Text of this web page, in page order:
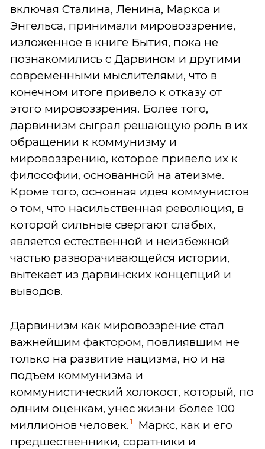
включая Сталина, Ленина, Маркса и
Энгельса, принимали мировоззрение,
изложенное в книге Бытия, пока не
познакомились с Дарвином и другими
современными мыслителями, что в
конечном итоге привело к отказу от
этого мировоззрения. Более того,
дарвинизм сыграл решающую роль в их
обращении к коммунизму и
мировоззрению, которое привело их к
философии, основанной на атеизме.
Кроме того, основная идея коммунистов
о том, что насильственная революция, в
которой сильные свергают слабых,
является естественной и неизбежной
частью разворачивающейся истории,
вытекает из дарвинских концепций и
выводов.
Дарвинизм как мировоззрение стал
важнейшим фактором, повлиявшим не
только на развитие нацизма, но и на
подъем коммунизма и
коммунистический холокост, который, по
одним оценкам, унес жизни более 100
миллионов человек. 1
Маркс, как и его
предшественники, соратники и